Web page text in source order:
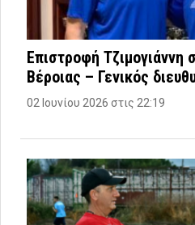
Επιστροφή Τζιμογιάννη
Βέροιας – Γενικός
02 Ιουνίου 2026 στις 22:19